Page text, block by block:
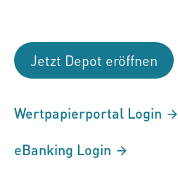
Jetzt Depot eröffnen
Wertpapierportal Login
eBanking Login